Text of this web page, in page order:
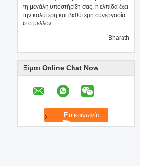
τη μεγάλη υποστήριξή σας, η ελπίδα έχει
την καλύτερη και βαθύτερη συνεργασία
στο μέλλον.
—— Bharath
Είμαι Online Chat Now